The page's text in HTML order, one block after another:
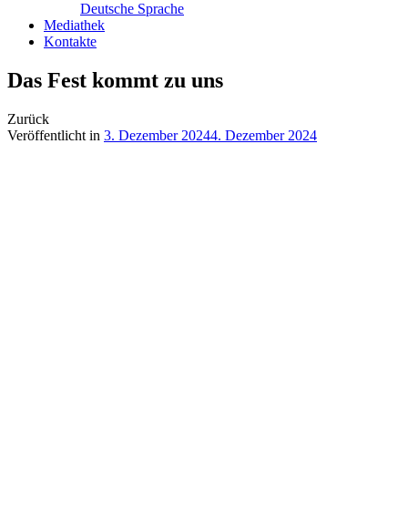
Deutsche Sprache
Mediathek
Kontakte
Das Fest kommt zu uns
Zurück
Veröffentlicht in 3. Dezember 20244. Dezember 2024